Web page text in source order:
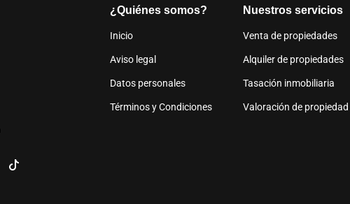
¿Quiénes somos?
Inicio
Aviso legal
Datos personales
Términos y Condiciones
Nuestros servicios
Venta de propiedades
Alquiler de propiedades
Tasación inmobiliaria
Valoración de propiedad